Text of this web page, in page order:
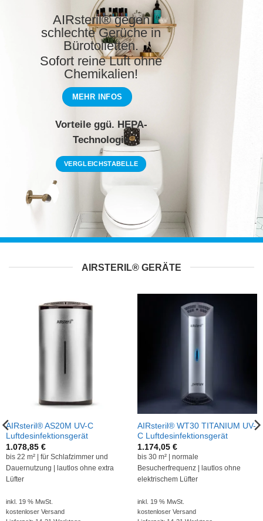
AIRsteril® gegen
schlechte Gerüche in
Bürotoiletten.
Sofort reine Luft ohne
Chemikalien!
MEHR INFOS
Vorteile ggü. HEPA-
Technologie
VERGLEICHSTABELLE
AIRSTERIL® GERÄTE
AIRsteril® AS20M UV-C
Luftdesinfektionsgerät
1.078,85 €
bis 22 m² | für Schlafzimmer und
Dauernutzung | lautlos ohne extra
Lüfter
inkl. 19 % MwSt.
kostenloser Versand
AIRsteril® WT30 TITANIUM UV-
C Luftdesinfektionsgerät
1.174,05 €
bis 30 m² | normale
Besucherfrequenz | lautlos ohne
elektrischem Lüfter
inkl. 19 % MwSt.
kostenloser Versand